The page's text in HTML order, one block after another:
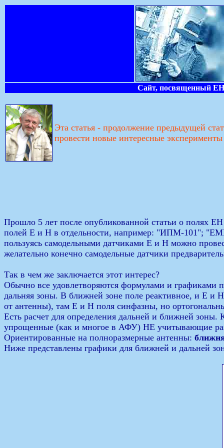
Сайт, посвященный
Эта статья - продолжение предыдущей
провести новые интересные
Прошло 5 лет после опубликованной статьи о полях
полей Е и Н в отдельности, например: "ИПМ-101";
пользуясь самодельными датчиками Е и Н можно
желательно конечно самодельные датчики
Так в чем же заключается этот интерес?
Обычно все удовлетворяются формулами и
дальняя зоны. В ближней зоне поле реактивное, и Е и
от антенны), там Е и Н поля синфазны, но
Есть расчет для определения дальней и ближней
упрощенные (как и многое в АФУ) НЕ учитывающие
Ориентированные на полноразмерные антенны:
Ниже представлены графики для ближней и дальней